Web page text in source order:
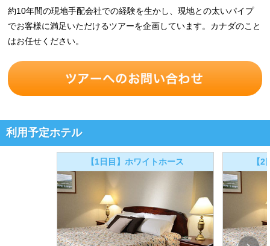
約10年間の現地手配会社での経験を生かし、現地との太いパイプ
でお客様に満足いただけるツアーを企画しています。カナダのこと
はお任せください。
利用予定ホテル
【1日目】ホワイトホース 【